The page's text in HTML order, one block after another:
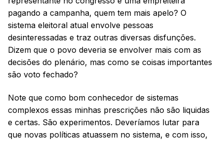
pagando a campanha, quem tem mais apelo? O
sistema eleitoral atual envolve pessoas
desinteressadas e traz outras diversas disfunções.
Dizem que o povo deveria se envolver mais com as
decisões do plenário, mas como se coisas importantes
são voto fechado?
Note que como bom conhecedor de sistemas
complexos essas minhas prescrições não são liquidas
e certas. São experimentos. Deveríamos lutar para
que novas políticas atuassem no sistema, e com isso,